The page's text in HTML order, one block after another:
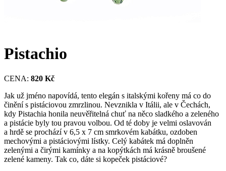
Pistachio
CENA: 820 Kč
Jak už jméno napovídá, tento elegán s italskými kořeny má co do
činění s pistáciovou zmrzlinou. Nevznikla v Itálii, ale v Čechách,
kdy Pistachia honila neuvěřitelná chuť na něco sladkého a zeleného
a pistácie byly tou pravou volbou. Od té doby je velmi oslavován
a hrdě se prochází v 6,5 x 7 cm smrkovém kabátku, ozdoben
mechovými a pistáciovými lístky. Celý kabátek má doplněn
zelenými a čirými kamínky a na kopýtkách má krásně broušené
zelené kameny. Tak co, dáte si kopeček pistáciové?